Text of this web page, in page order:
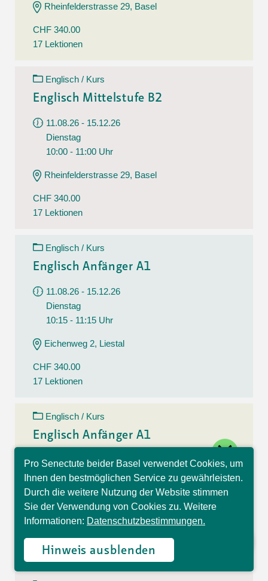
Rheinfelderstrasse 29, Basel
CHF 340.00
17 Lektionen
Englisch / Kurs
Englisch Mittelstufe B2
11.08.26 - 15.12.26
Dienstag
10:00 - 11:00 Uhr
Rheinfelderstrasse 29, Basel
CHF 340.00
17 Lektionen
Englisch / Kurs
Englisch Anfänger A1
11.08.26 - 15.12.26
Dienstag
10:15 - 11:15 Uhr
Eichenweg 2, Liestal
CHF 340.00
17 Lektionen
Englisch / Kurs
Englisch Anfänger A1
11.08.26 - 15.12.26
Dienstag
10:30 - 11:30 Uhr
Eichenweg 2, Liestal
17 Lektionen
Pro Senectute beider Basel verwendet Cookies, um
Ihnen den bestmöglichen Service zu gewährleisten.
Durch die weitere Nutzung der Website stimmen
Sie der Verwendung von Cookies zu. Weitere
Informationen: Datenschutzbestimmungen.
Hinweis ausblenden
Hallo, ich bin Sophia und
beantworte gerne Ihre
Fragen.
close